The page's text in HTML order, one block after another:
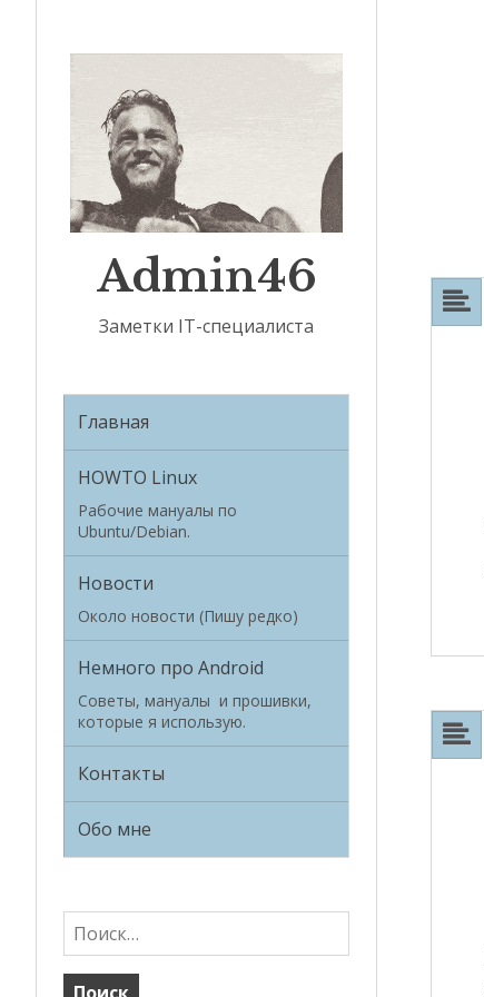
Admin46
Заметки IT-специалиста
Главная
HOWTO Linux
Рабочие мануалы по
Ubuntu/Debian.
Новости
Около новости (Пишу редко)
Немного про Android
Советы, мануалы и прошивки,
которые я использую.
Контакты
Обо мне
Н
а
й